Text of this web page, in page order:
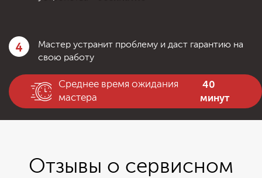
4
Мастер устранит проблему и даст гарантию на
свою работу
Среднее время ожидания
мастера
40
минут
Отзывы о сервисном